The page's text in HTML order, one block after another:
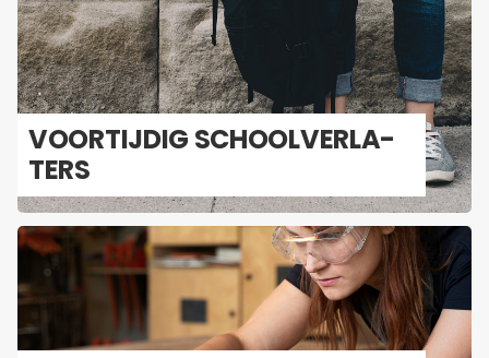
VOOR­TIJ­DIG SCHOOL­VER­LA­
TERS